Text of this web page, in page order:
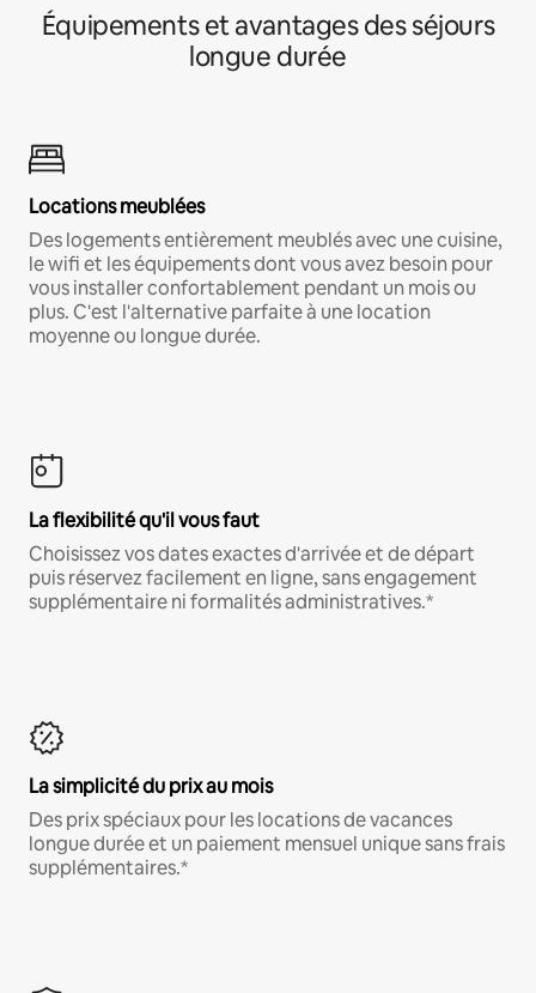
Équipements et avantages des séjours
longue durée
Locations meublées
Des logements entièrement meublés avec une cuisine,
le wifi et les équipements dont vous avez besoin pour
vous installer confortablement pendant un mois ou
plus. C'est l'alternative parfaite à une location
moyenne ou longue durée.
La flexibilité qu'il vous faut
Choisissez vos dates exactes d'arrivée et de départ
puis réservez facilement en ligne, sans engagement
supplémentaire ni formalités administratives.*
La simplicité du prix au mois
Des prix spéciaux pour les locations de vacances
longue durée et un paiement mensuel unique sans frais
supplémentaires.*